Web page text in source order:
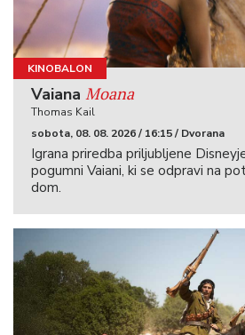
KINOBALON
Vaiana Moana
Thomas Kail
sobota, 08. 08. 2026 / 16:15 / Dvorana
Igrana priredba priljubljene
pogumni Vaiani, ki se odpravi na
dom.